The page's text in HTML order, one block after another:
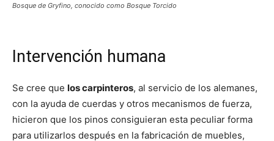
Bosque de Gryfino, conocido como Bosque Torcido
Intervención humana
Se cree que los carpinteros, al servicio de los alemanes,
con la ayuda de cuerdas y otros mecanismos de fuerza,
hicieron que los pinos consiguieran esta peculiar forma
para utilizarlos después en la fabricación de muebles,